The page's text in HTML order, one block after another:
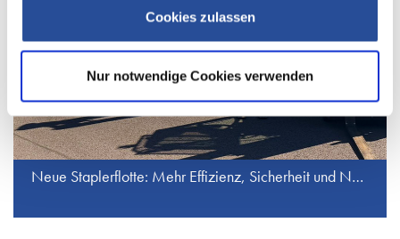
Cookies zulassen
Nur notwendige Cookies verwenden
Neue Staplerflotte: Mehr Effizienz, Sicherheit und Nachhaltigkeit bei J.S. Industrieservice GmbH